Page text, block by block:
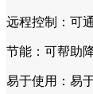
远程控制：可
节能：可帮助
易于使用：易